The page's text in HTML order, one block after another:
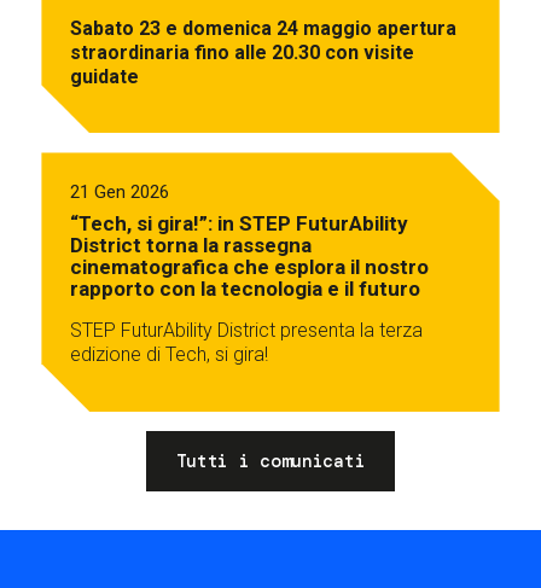
Sabato 23 e domenica 24 maggio apertura
straordinaria fino alle 20.30 con visite
guidate
21 Gen 2026
“Tech, si gira!”: in STEP FuturAbility
District torna la rassegna
cinematografica che esplora il nostro
rapporto con la tecnologia e il futuro
STEP FuturAbility District presenta la terza
edizione di Tech, si gira!
Tutti i comunicati